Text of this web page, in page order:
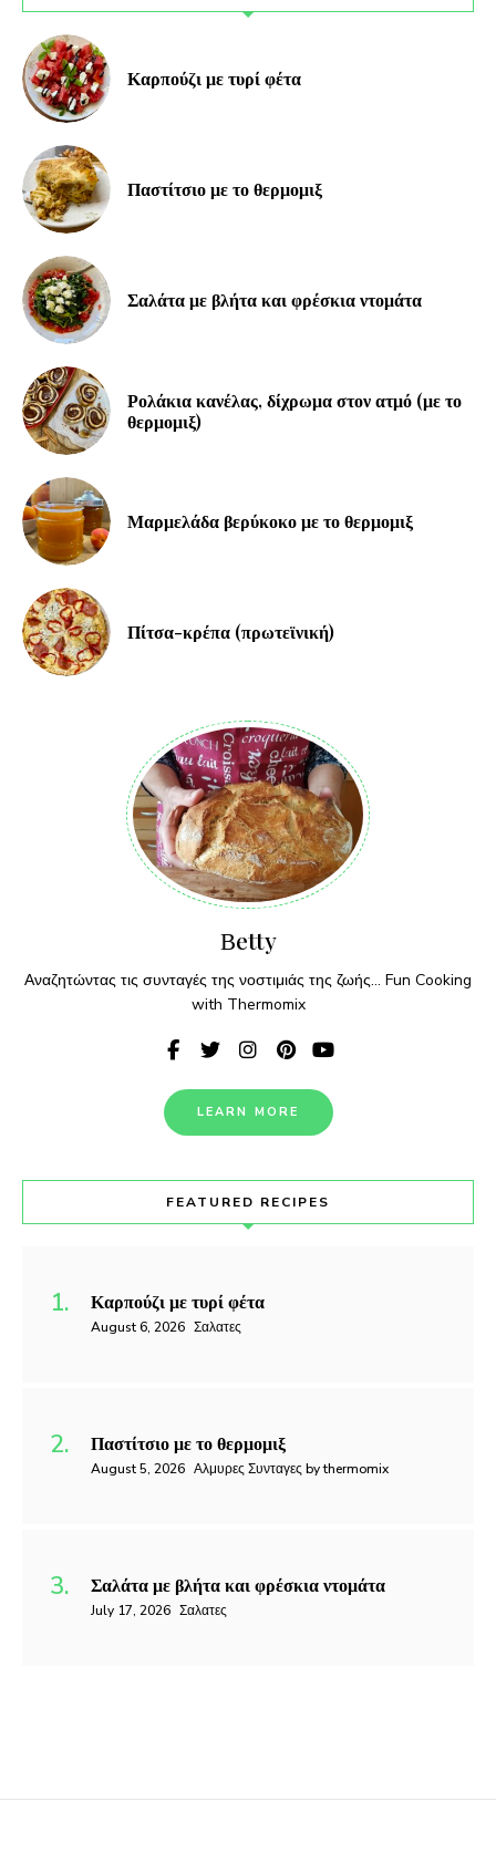
Καρπούζι με τυρί φέτα
Παστίτσιο με το θερμομιξ
Σαλάτα με βλήτα και φρέσκια ντομάτα
Ρολάκια κανέλας, δίχρωμα στον ατμό (με το
θερμομιξ)
Μαρμελάδα βερύκοκο με το θερμομιξ
Πίτσα-κρέπα (πρωτεϊνική)
Βetty
Αναζητώντας τις συνταγές της νοστιμιάς της ζωής... Fun Cooking
with Thermomix
LEARN MORE
FEATURED RECIPES
Καρπούζι με τυρί φέτα
August 6, 2026 Σαλατες
Παστίτσιο με το θερμομιξ
August 5, 2026 Αλμυρες Συνταγες by thermomix
Σαλάτα με βλήτα και φρέσκια ντομάτα
July 17, 2026 Σαλατες